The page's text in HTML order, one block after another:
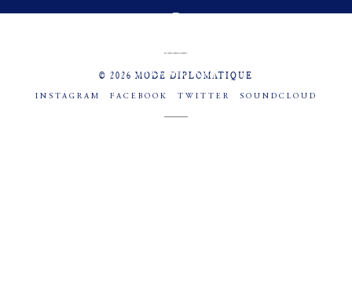
© 2026 MODE DIPLOMATIQUE
INSTAGRAM FACEBOOK TWITTER SOUNDCLOUD